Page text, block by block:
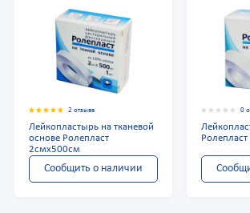
2 отзыва
Лейкопластырь на тканевой
основе Ролепласт
2смх500см
Сообщить о наличии
0